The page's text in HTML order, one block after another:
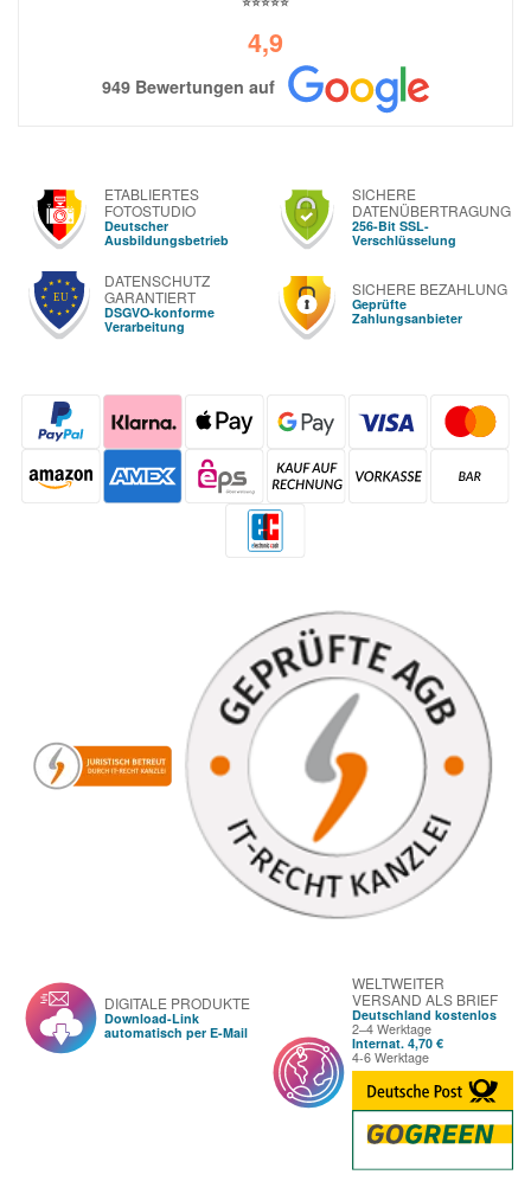
4,9
949 Bewertungen auf
ETABLIERTES
FOTOSTUDIO
Deutscher
Ausbildungsbetrieb
SICHERE
DATENÜBERTRAGUNG
256-Bit SSL-
Verschlüsselung
DATENSCHUTZ
GARANTIERT
DSGVO-konforme
Verarbeitung
SICHERE BEZAHLUNG
Geprüfte
Zahlungsanbieter
DIGITALE PRODUKTE
Download-Link
automatisch per E-Mail
WELTWEITER
VERSAND ALS BRIEF
Deutschland kostenlos
2–4 Werktage
Internat. 4,70 €
4-6 Werktage